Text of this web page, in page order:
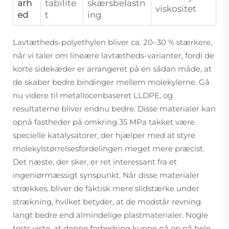
arh
ed
tabilite
t
skærsbelastn
ing
viskositet
Lavtætheds-polyethylen bliver ca. 20–30 % stærkere,
når vi taler om lineære lavtætheds-varianter, fordi de
korte sidekæder er arrangeret på en sådan måde, at
de skaber bedre bindinger mellem molekylerne. Gå
nu videre til metallocenbaseret LLDPE, og
resultaterne bliver endnu bedre. Disse materialer kan
opnå fastheder på omkring 35 MPa takket være
specielle katalysatorer, der hjælper med at styre
molekylstørrelsesfordelingen meget mere præcist.
Det næste, der sker, er ret interessant fra et
ingeniørmæssigt synspunkt. Når disse materialer
strækkes, bliver de faktisk mere slidstærke under
strækning, hvilket betyder, at de modstår revning
langt bedre end almindelige plastmaterialer. Nogle